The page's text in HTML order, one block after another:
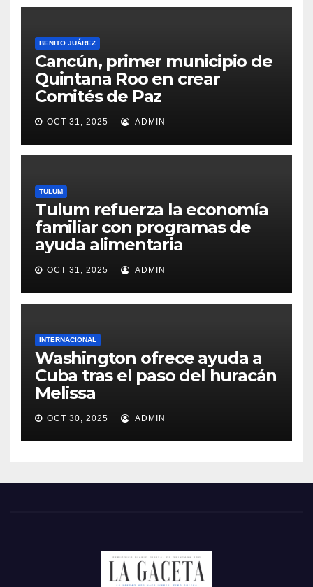
BENITO JUÁREZ
Cancún, primer municipio de
Quintana Roo en crear
Comités de Paz
OCT 31, 2025 ADMIN
TULUM
Tulum refuerza la economía
familiar con programas de
ayuda alimentaria
OCT 31, 2025 ADMIN
INTERNACIONAL
Washington ofrece ayuda a
Cuba tras el paso del huracán
Melissa
OCT 30, 2025 ADMIN